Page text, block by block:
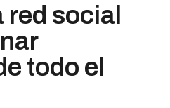
social
todo el